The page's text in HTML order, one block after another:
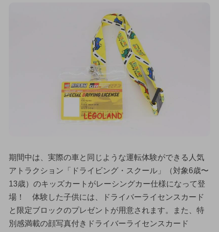
期間中は、実際の車と同じような運転体験ができる人気
アトラクション「ドライビング・スクール」（対象6歳〜
13歳）のキッズカートがレーシングカー仕様になって登
場！ 体験した子供には、ドライバーライセンスカード
と限定ブロックのプレゼントが用意されます。また、特
別感満載の顔写真付きドライバーライセンスカード